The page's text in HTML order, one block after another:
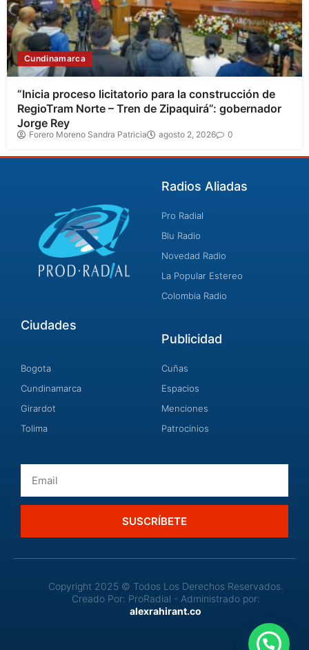
Cundinamarca
“Inicia proceso licitatorio para la construcción de
RegioTram Norte – Tren de Zipaquirá”: gobernador
Jorge Rey
Forero Moreno Sandra Patricia agosto 2, 2026 0
Radios Aliadas
Pro Radial
Blu Radio
Novedad Radio
La Popular Estereo
Colombia Radio
Ciudades
Bogota
Cundinamarca
Girardot
Tolima
Publicidad
Cuñas
Espacios
Menciones
Patrocinios
SUSCRÍBETE
Copyright 2025 © Todos Los Derechos Reservados.
Creado Por: ProRadial - Administrado por:
alexrahirant.co